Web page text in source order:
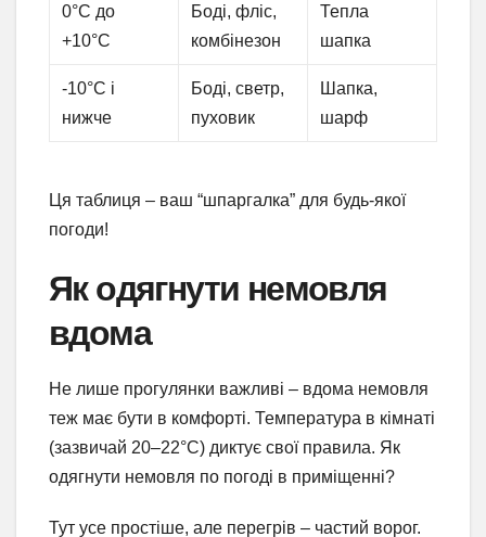
0°C до
+10°C
Боді, фліс,
комбінезон
Тепла
шапка
-10°C і
нижче
Боді, светр,
пуховик
Шапка,
шарф
Ця таблиця – ваш “шпаргалка” для будь-якої
погоди!
Як одягнути немовля
вдома
Не лише прогулянки важливі – вдома немовля
теж має бути в комфорті. Температура в кімнаті
(зазвичай 20–22°C) диктує свої правила. Як
одягнути немовля по погоді в приміщенні?
Тут усе простіше, але перегрів – частий ворог.